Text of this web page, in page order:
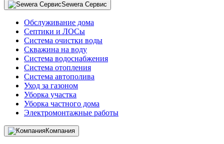
Sewera Сервис
Обслуживание дома
Септики и ЛОСы
Система очистки воды
Скважина на воду
Система водоснабжения
Система отопления
Система автополива
Уход за газоном
Уборка участка
Уборка частного дома
Электромонтажные работы
Компания